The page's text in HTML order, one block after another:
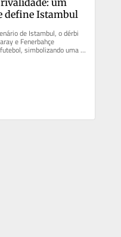
define Istambul
de Istambul, o dérbi
e Fenerbahçe
simbolizando uma
e história....